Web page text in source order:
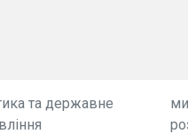
та державне